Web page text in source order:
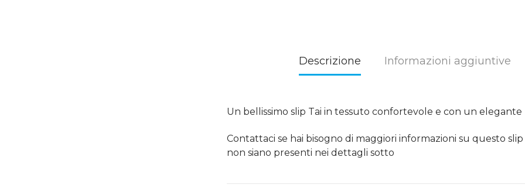
Descrizione Informazioni aggiuntive
Un bellissimo slip Tai in tessuto confortevole e con un elegante
Contattaci se hai bisogno di maggiori informazioni su questo
non siano presenti nei dettagli sotto